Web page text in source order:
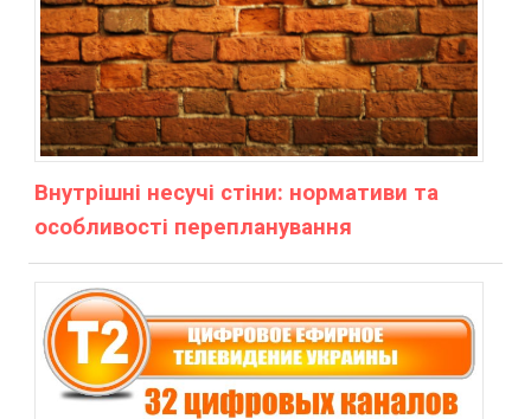
Внутрішні несучі стіни: нормативи та
особливості перепланування